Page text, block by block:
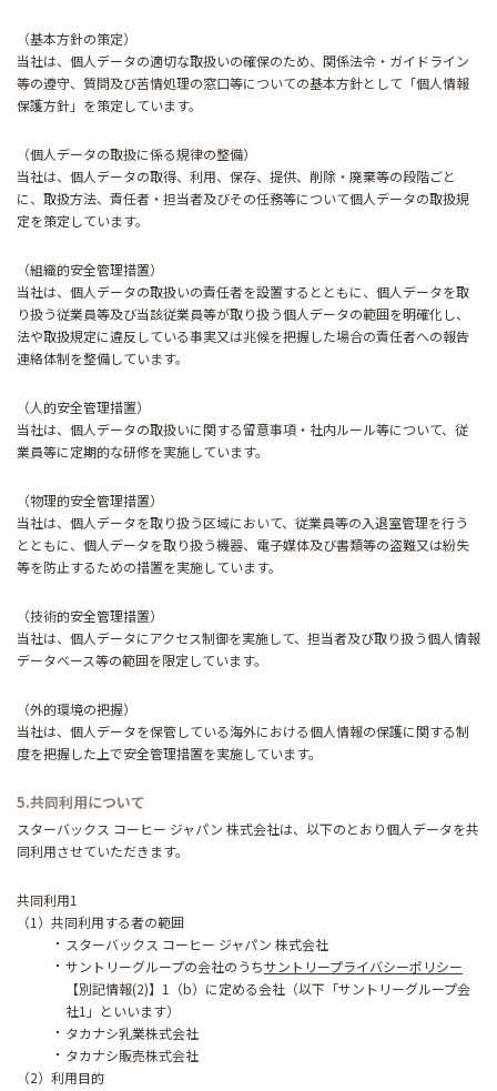
（基本方針の策定）
当社は、個人データの適切な取扱いの確保のため、関係法令・ガイドライン
等の遵守、質問及び苦情処理の窓口等についての基本方針として「個人情報
保護方針」を策定しています。
（個人データの取扱に係る規律の整備）
当社は、個人データの取得、利用、保存、提供、削除・廃棄等の段階ごと
に、取扱方法、責任者・担当者及びその任務等について個人データの取扱規
定を策定しています。
（組織的安全管理措置）
当社は、個人データの取扱いの責任者を設置するとともに、個人データを取
り扱う従業員等及び当該従業員等が取り扱う個人データの範囲を明確化し、
法や取扱規定に違反している事実又は兆候を把握した場合の責任者への報告
連絡体制を整備しています。
（人的安全管理措置）
当社は、個人データの取扱いに関する留意事項・社内ルール等について、従
業員等に定期的な研修を実施しています。
（物理的安全管理措置）
当社は、個人データを取り扱う区域において、従業員等の入退室管理を行う
とともに、個人データを取り扱う機器、電子媒体及び書類等の盗難又は紛失
等を防止するための措置を実施しています。
（技術的安全管理措置）
当社は、個人データにアクセス制御を実施して、担当者及び取り扱う個人情報
データベース等の範囲を限定しています。
（外的環境の把握）
当社は、個人データを保管している海外における個人情報の保護に関する制
度を把握した上で安全管理措置を実施しています。
5.共同利用について
スターバックス コーヒー ジャパン 株式会社は、以下のとおり個人データを共
同利用させていただきます。
共同利用1
（1）共同利用する者の範囲
スターバックス コーヒー ジャパン 株式会社
サントリーグループの会社のうちサントリープライバシーポリシー
【別記情報(2)】1（b）に定める会社（以下「サントリーグループ会
社1」といいます）
タカナシ乳業株式会社
タカナシ販売株式会社
（2）利用目的